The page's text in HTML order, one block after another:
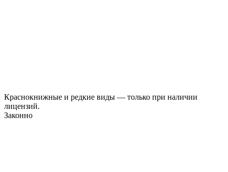
Краснокнижные и редкие виды — только при наличии
лицензий.
Законно